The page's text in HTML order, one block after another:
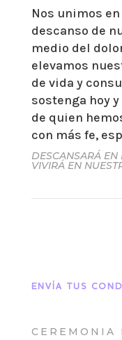
Nos unimos
descanso de
medio del
elevamos
de vida y
sostenga hoy
de quien
con más fe,
DESCANSARÁ
VIVIRÁ EN
ENVÍA TUS
CEREMONIA